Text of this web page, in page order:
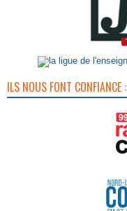
ILS NOUS FONT CONFIANCE :